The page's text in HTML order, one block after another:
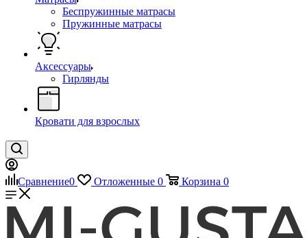
Беспружинные матрасы
Пружинные матрасы
Аксессуары
Гирлянды
Кровати для взрослых
Сравнение0 Отложенные 0 Корзина 0